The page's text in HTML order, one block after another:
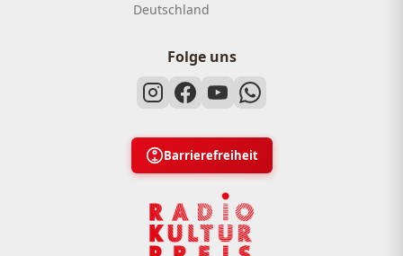
Deutschland
Folge uns
Barrierefreiheit